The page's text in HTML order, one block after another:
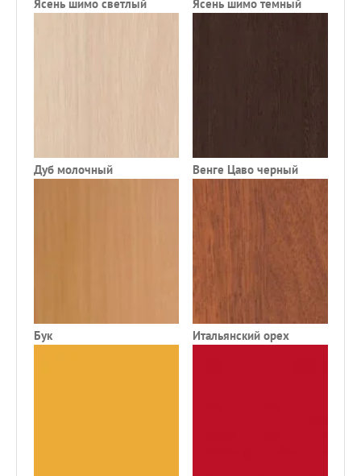
Ясень шимо светлый Ясень шимо темный
Дуб молочный Венге Цаво черный
Бук Итальянский орех